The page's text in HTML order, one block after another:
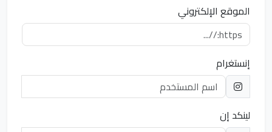
الموقع الإلكتروني
إنستغرام
لينكد إن